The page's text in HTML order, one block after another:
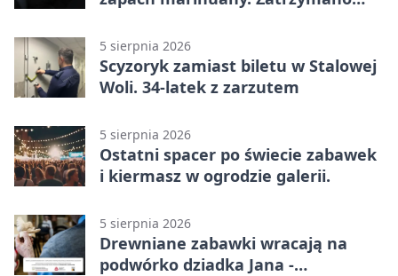
5 sierpnia 2026
Scyzoryk zamiast biletu w Stalowej
Woli. 34-latek z zarzutem
5 sierpnia 2026
Ostatni spacer po świecie zabawek
i kiermasz w ogrodzie galerii.
5 sierpnia 2026
Drewniane zabawki wracają na
podwórko dziadka Jana -